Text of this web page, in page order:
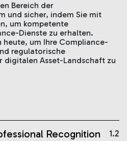
Bereich der
und sicher, indem Sie mit
um kompetente
Dienste zu erhalten.
heute, um Ihre Compliance-
regulatorische
digitalen Asset-Landschaft zu
Recognition 1.2